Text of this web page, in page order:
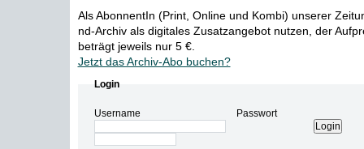
Als AbonnentIn (Print, Online und Kombi) unserer
nd-Archiv als digitales Zusatzangebot nutzen, der
beträgt jeweils nur 5 €.
Jetzt das Archiv-Abo buchen?
Login
Username Passwort